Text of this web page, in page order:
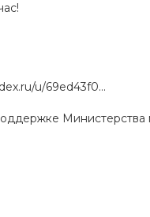
u/69ed43f0...